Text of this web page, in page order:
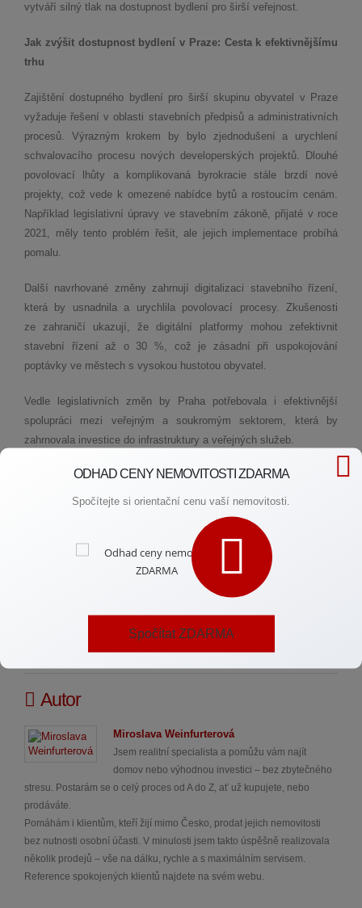
vytváří silný tlak na dostupnost bydlení pro širší veřejnost.
Jak zvýšit dostupnost bydlení v Praze: Cesta k efektivnějšímu
trhu
Zajištění dostupného bydlení pro širší skupinu obyvatel v Praze
vyžaduje řešení v oblasti stavebních předpisů a administrativních
procesů. Výrazným krokem by bylo zjednodušení a urychlení
schvalovacího procesu nových developerských projektů. Dlouhé
povolovací lhůty a komplikovaná byrokracie stále brzdí nové
projekty, což vede k omezené nabídce bytů a rostoucím cenám.
Například legislativní úpravy ve stavebním zákoně, přijaté v roce
2021, měly tento problém řešit, ale jejich implementace probíhá
pomalu​.
Další navrhované změny zahrnují digitalizaci stavebního řízení,
která by usnadnila a urychlila povolovací procesy. Zkušenosti
ze zahraničí ukazují, že digitální platformy mohou zefektivnit
stavební řízení až o 30 %, což je zásadní při uspokojování
poptávky ve městech s vysokou hustotou obyvatel​.
Vedle legislativních změn by Praha potřebovala i efektivnější
spolupráci mezi veřejným a soukromým sektorem, která by
zahrnovala investice do infrastruktury a veřejných služeb.
Společně najdeme cestu k vašemu bydlení
Dostupné bydlení v Praze zůstává výzvou, ale s odbornou pomocí
můžete na trhu s nemovitostmi najít výhodné příležitosti. Nabízím
vám podporu ve všech krocích – od výběru ideálního bytu až
po pomoc s financováním. Společně můžeme projít aktuální
nabídky a možnosti investic, které vám pomohou splnit vaše
prostřednictvím kontaktů na webu a domluvte si konzultaci,
Autor
Miroslava Weinfurterová
Jsem realitní specialista a pomůžu vám najít
domov nebo výhodnou investici – bez zbytečného
stresu. Postarám se o celý proces od A do Z, ať už kupujete, nebo
prodáváte.
Pomáhám i klientům, kteří žijí mimo Česko, prodat jejich nemovitosti
bez nutnosti osobní účasti. V minulosti jsem takto úspěšně realizovala
několik prodejů – vše na dálku, rychle a s maximálním servisem.
Reference spokojených klientů najdete na svém webu.
ODHAD CENY NEMOVITOSTI ZDARMA
Spočítejte si orientační cenu vaší nemovitosti.
Spočítat ZDARMA